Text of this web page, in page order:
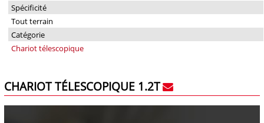
Spécificité
Tout terrain
Catégorie
Chariot télescopique
CHARIOT TÉLESCOPIQUE 1.2T